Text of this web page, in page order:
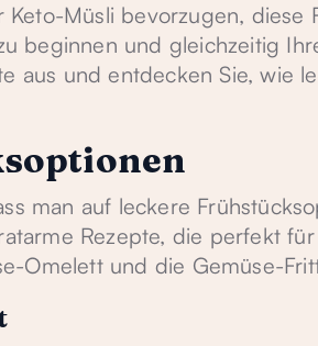
Müsli bevorzugen, diese
beginnen und gleichzeitig
aus und entdecken Sie, wie
man auf leckere
Rezepte, die perfekt
Omelett und die Gemüse-